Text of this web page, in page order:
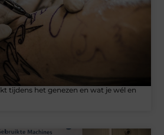
tijdens het genezen en wat je wél en